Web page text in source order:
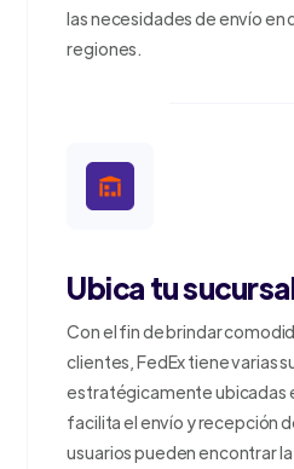
las necesidades de envío
regiones.
Ubica tu
Con el fin de brindar
clientes, FedEx tiene varias
estratégicamente ubicadas
facilita el envío y recepción
usuarios pueden encontrar